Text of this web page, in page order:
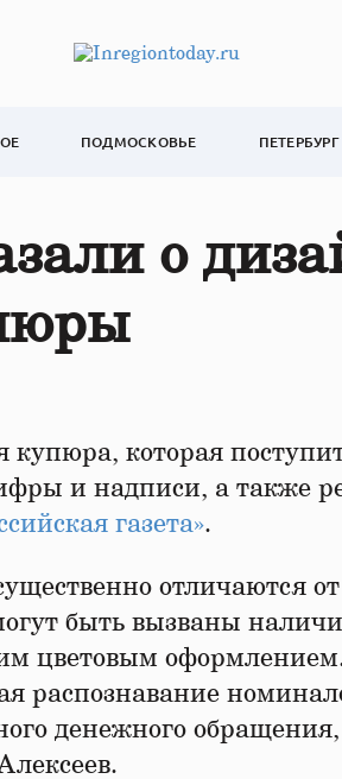
ПОДМОСКОВЬЕ ПЕТЕРБУРГ
о
купюра, которая
и надписи, а также
газета».
отличаются
быть вызваны
цветовым
распознавание
денежного обращения,